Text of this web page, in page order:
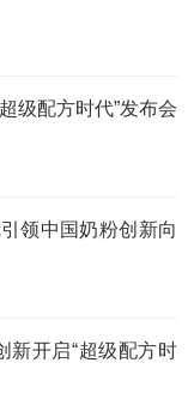
级配方时代”发布会
领中国奶粉创新向
新开启“超级配方时